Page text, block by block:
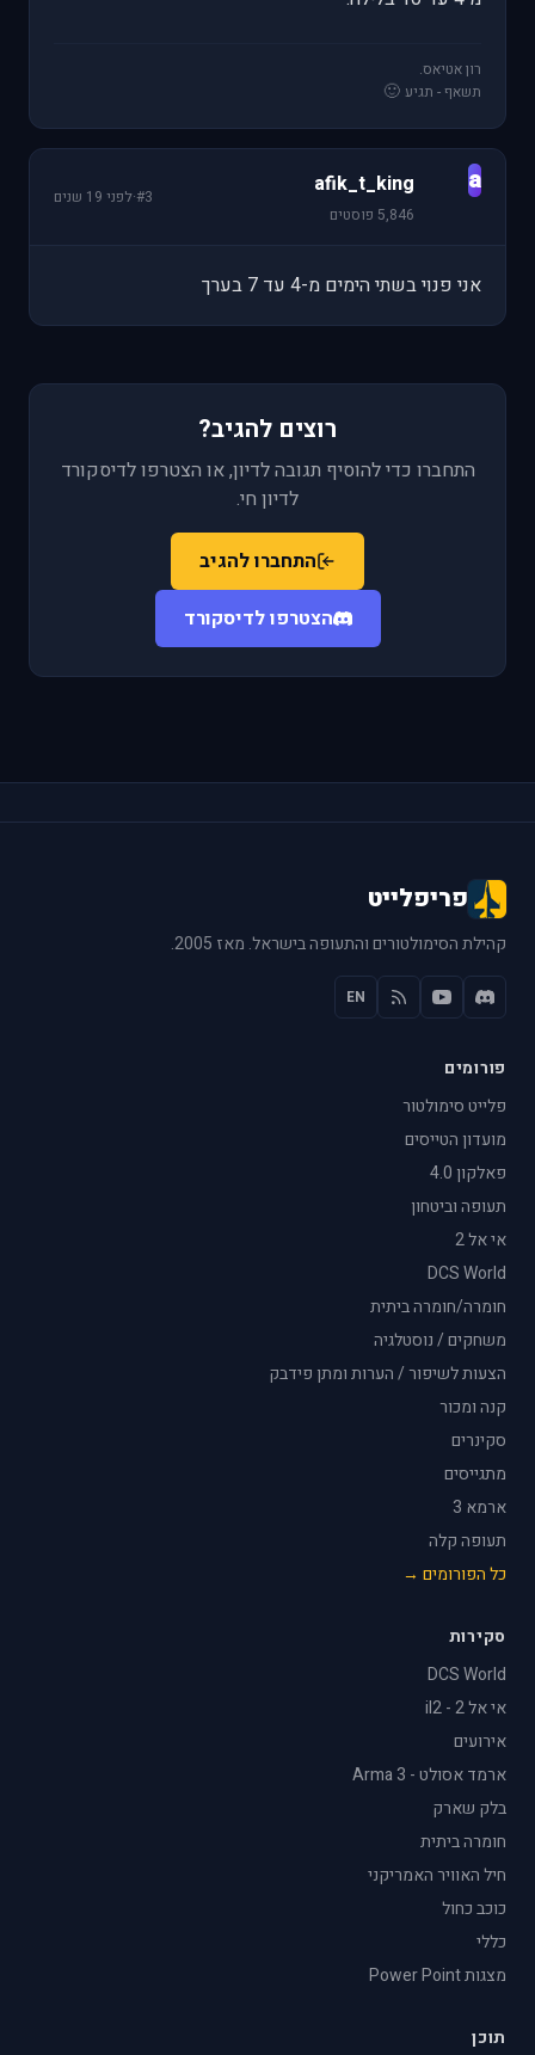
רון אטיאס.
תשאף - תגיע 🙂
a
afik_t_king
5,846 פוסטים
#3
·לפני 19 שנים
אני פנוי בשתי הימים מ-4 עד 7 בערך
רוצים להגיב?
התחברו כדי להוסיף תגובה לדיון, או הצטרפו לדיסקורד
לדיון חי.
התחברו להגיב
הצטרפו לדיסקורד
פריפלייט
קהילת הסימולטורים והתעופה בישראל. מאז 2005.
EN
פורומים
פלייט סימולטור
מועדון הטייסים
פאלקון 4.0
תעופה וביטחון
אי אל 2
DCS World
חומרה/חומרה ביתית
משחקים / נוסטלגיה
הצעות לשיפור / הערות ומתן פידבק
קנה ומכור
סקינרים
מתגייסים
ארמא 3
תעופה קלה
כל הפורומים →
סקירות
DCS World
אי אל 2 - il2
אירועים
ארמד אסולט - Arma 3
בלק שארק
חומרה ביתית
חיל האוויר האמריקני
כוכב כחול
כללי
מצגות Power Point
תוכן